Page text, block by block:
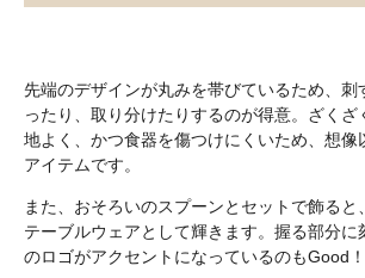
先端のデザインが丸みを帯びているため、刺
ったり、取り分けたりするのが得意。ざくざ
地よく、かつ食器を傷つけにくいため、想像
アイテムです。
また、おそろいのスプーンとセットで飾ると
テーブルウェアとして輝きます。握る部分に
のロゴがアクセントになっているのもGood！